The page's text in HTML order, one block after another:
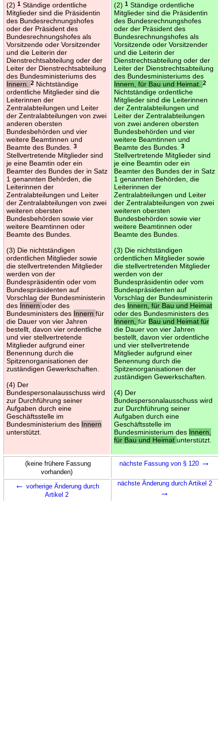
(2) 1Ständige ordentliche
Mitglieder sind die Präsidentin
des Bundesrechnungshofes
oder der Präsident des
Bundesrechnungshofes als
Vorsitzende oder Vorsitzender
und die Leiterin der
Dienstrechtsabteilung oder der
Leiter der Dienstrechtsabteilung
des Bundesministeriums des
Innern.
2Nichtständige
ordentliche Mitglieder sind die
Leiterinnen der
Zentralabteilungen und Leiter
der Zentralabteilungen von zwei
anderen obersten
Bundesbehörden und vier
weitere Beamtinnen und
Beamte des Bundes.
3
Stellvertretende Mitglieder sind
je eine Beamtin oder ein
Beamter des Bundes der in Satz
1 genannten Behörden, die
Leiterinnen der
Zentralabteilungen und Leiter
der Zentralabteilungen von zwei
weiteren obersten
Bundesbehörden sowie vier
weitere Beamtinnen oder
Beamte des Bundes.
(3) Die nichtständigen
ordentlichen Mitglieder sowie
die stellvertretenden Mitglieder
werden von der
Bundespräsidentin oder vom
Bundespräsidenten auf
Vorschlag der Bundesministerin
des Innern oder des
Bundesministers des Innern für
die Dauer von vier Jahren
bestellt, davon vier ordentliche
und vier stellvertretende
Mitglieder aufgrund einer
Benennung durch die
Spitzenorganisationen der
zuständigen Gewerkschaften.
(4) Der
Bundespersonalausschuss wird
zur Durchführung seiner
Aufgaben durch eine
Geschäftsstelle im
Bundesministerium des Innern
unterstützt.
(2) 1Ständige ordentliche
Mitglieder sind die Präsidentin
des Bundesrechnungshofes
oder der Präsident des
Bundesrechnungshofes als
Vorsitzende oder Vorsitzender
und die Leiterin der
Dienstrechtsabteilung oder der
Leiter der Dienstrechtsabteilung
des Bundesministeriums des
Innern, für Bau und Heimat.
2
Nichtständige ordentliche
Mitglieder sind die Leiterinnen
der Zentralabteilungen und
Leiter der Zentralabteilungen
von zwei anderen obersten
Bundesbehörden und vier
weitere Beamtinnen und
Beamte des Bundes.
3
Stellvertretende Mitglieder sind
je eine Beamtin oder ein
Beamter des Bundes der in Satz
1 genannten Behörden, die
Leiterinnen der
Zentralabteilungen und Leiter
der Zentralabteilungen von zwei
weiteren obersten
Bundesbehörden sowie vier
weitere Beamtinnen oder
Beamte des Bundes.
(3) Die nichtständigen
ordentlichen Mitglieder sowie
die stellvertretenden Mitglieder
werden von der
Bundespräsidentin oder vom
Bundespräsidenten auf
Vorschlag der Bundesministerin
des Innern, für Bau und Heimat
oder des Bundesministers des
Innern, für Bau und Heimat für
die Dauer von vier Jahren
bestellt, davon vier ordentliche
und vier stellvertretende
Mitglieder aufgrund einer
Benennung durch die
Spitzenorganisationen der
zuständigen Gewerkschaften.
(4) Der
Bundespersonalausschuss wird
zur Durchführung seiner
Aufgaben durch eine
Geschäftsstelle im
Bundesministerium des Innern,
für Bau und Heimat unterstützt.
(keine frühere Fassung
vorhanden)
nächste Fassung von § 120 →
← vorherige Änderung durch
Artikel 2
nächste Änderung durch Artikel 2
→